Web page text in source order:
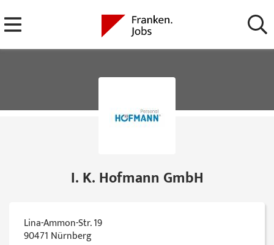
I. K. Hofmann GmbH
Lina-Ammon-Str. 19
90471 Nürnberg